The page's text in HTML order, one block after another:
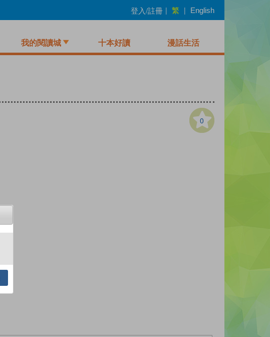
登入/註冊 | 繁 | English
我的閱讀城 十本好讀 漫話生活
0